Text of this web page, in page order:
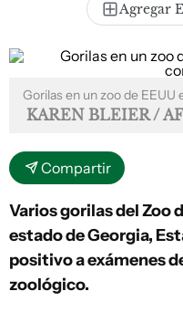
Agregar
Gorilas en un zoo de
KAREN BLEIER /
Compartir
Varios gorilas del Zoo
estado de Georgia,
positivo a exámenes
zoológico.